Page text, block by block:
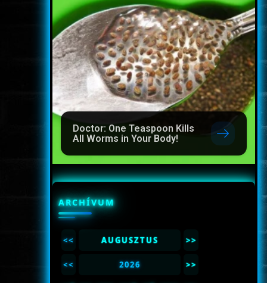
Doctor: One Teaspoon Kills
All Worms in Your Body!
ARCHÍVUM
<< AUGUSZTUS >>
<< 2026 >>